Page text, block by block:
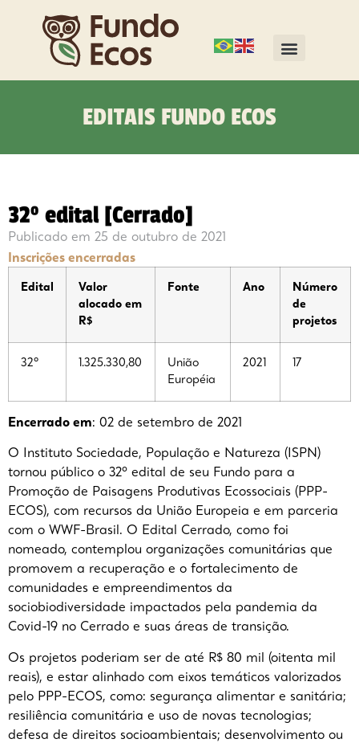
EDITAIS FUNDO ECOS
32º edital [Cerrado]
Publicado em 25 de outubro de 2021
Inscrições encerradas
Edital
Valor
alocado em
R$
Fonte Ano
Número
de
projetos
32º 1.325.330,80
União
Européia
2021 17
Encerrado em: 02 de setembro de 2021
O Instituto Sociedade, População e Natureza (ISPN)
tornou público o 32º edital de seu Fundo para a
Promoção de Paisagens Produtivas Ecossociais (PPP-
ECOS), com recursos da União Europeia e em parceria
com o WWF-Brasil. O Edital Cerrado, como foi
nomeado, contemplou organizações comunitárias que
promovem a recuperação e o fortalecimento de
comunidades e empreendimentos da
sociobiodiversidade impactados pela pandemia da
Covid-19 no Cerrado e suas áreas de transição.
Os projetos poderiam ser de até R$ 80 mil (oitenta mil
reais), e estar alinhado com eixos temáticos valorizados
pelo PPP-ECOS, como: segurança alimentar e sanitária;
resiliência comunitária e uso de novas tecnologias;
defesa de direitos socioambientais; desenvolvimento ou